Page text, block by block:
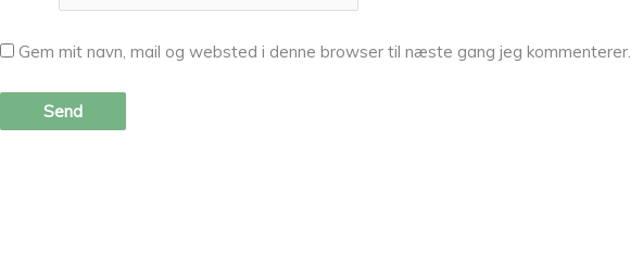
Gem mit navn, mail og websted i denne browser til næste gang jeg kommenterer.